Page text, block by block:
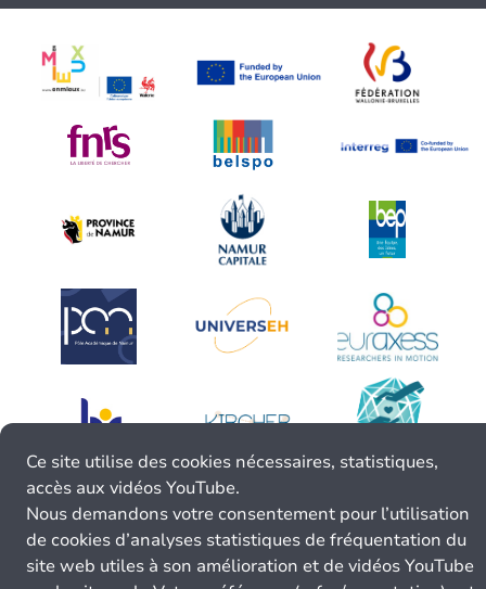
Ce site utilise des cookies nécessaires, statistiques,
accès aux vidéos YouTube.
Nous demandons votre consentement pour l’utilisation
de cookies d’analyses statistiques de fréquentation du
site web utiles à son amélioration et de vidéos YouTube